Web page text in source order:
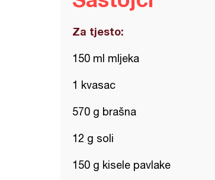
Za tjesto:
150 ml mljeka
1 kvasac
570 g brašna
12 g soli
150 g kisele pavlake